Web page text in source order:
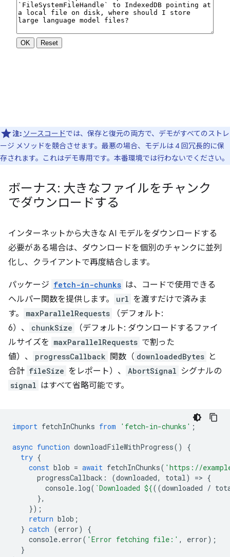
注: ソースコードでは、保存と復元の両方で、デモがすべてのストレ
ージ メソッドを競合させます。最悪の場合、モデルは 4 回冗長的に保
存されます。これはデモ専用です。本番環境では行わないでください。
ボーナス: 大きなファイルをチャンク
でダウンロードする
インターネットから大きな AI モデルをダウンロードする
必要がある場合は、ダウンロードを個別のチャンクに並列
化し、クライアントで再度結合します。
パッケージ fetch-in-chunks は、コードで使用できる
ヘルパー関数を提供します。
url を渡すだけで済みま
す。
maxParallelRequests
（デフォルト:
6）、
chunkSize
（デフォルト: ダウンロードするファイ
ルサイズを maxParallelRequests で割った
値）、
progressCallback 関数（ downloadedBytes と
合計 fileSize をレポート）、 AbortSignal シグナルの
signal はすべて省略可能です。
import fetchInChunks from 'fetch-in-chunks' ;
async function downloadFileWithProgress()
{
try {
const blob = await fetchInChunks( 'https://
progressCallback : (downloaded, total) => {
console. log( `Downloaded ${((downloaded /
},
});
return blob ;
} catch (error)
{
console. error( 'Error fetching file:' , error);
}